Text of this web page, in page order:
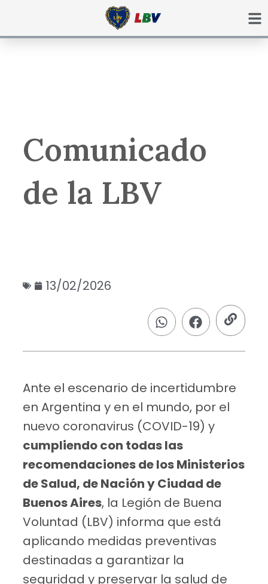
Comunicado
de la LBV
13/02/2026
Ante el escenario de incertidumbre
en Argentina y en el mundo, por el
nuevo coronavirus (COVID-19) y
cumpliendo con todas las
recomendaciones de los Ministerios
de Salud, de Nación y Ciudad de
Buenos Aires, la Legión de Buena
Voluntad (LBV) informa que está
aplicando medidas preventivas
destinadas a garantizar la
seguridad y preservar la salud de